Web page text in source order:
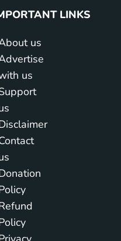
LINKS
us
us